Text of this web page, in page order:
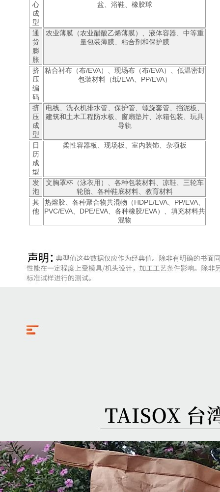
心
成
型
盆、浴鞋、橡胶球
通
货
膨
胀
农业薄膜（农业醋酸乙烯薄膜）、液体容器、中等重
量包装薄膜、粘合剂和保护膜
挤
压
编
码
粘合衬布（布/EVA）、现场布（布/EVA）、低温密封
包装材料（纸/EVA、PP/EVA）
挤
压
成
型
电线、洗衣机排水管、保护管、螺旋套管、挡泥板、
建筑和土木工程防水板、窗扇垫片、冰箱包装、玩具
导轨
日
历
成
型
柔性容器板、现场板、室内装饰、杂项板
发
泡
文胸罩杯（泳衣用）、各种包装材料、凉鞋、三轮车
轮胎、各种鞋底材料、教育材料
其
他
热熔胶、各种聚合物共混物（HDPE/EVA、PP/EVA、
PVC/EVA、DPE/EVA、各种橡胶/EVA）、填充材料共
混物